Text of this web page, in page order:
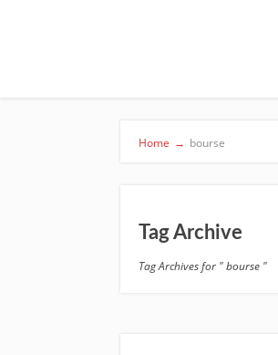
Home → bourse
Tag Archive
Tag Archives for " bourse "